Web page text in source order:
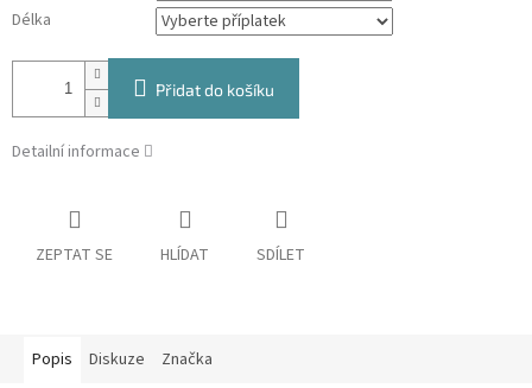
Délka
Přidat do košíku
Detailní informace
ZEPTAT SE HLÍDAT SDÍLET
Popis Diskuze Značka